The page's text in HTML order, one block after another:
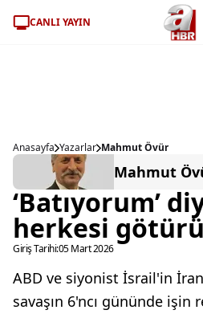
CANLI YAYIN
Anasayfa Yazarlar Mahmut Övür
Mahmut
‘Batıyorum’
herkesi
Giriş Tarihi:05 Mart 2026
ABD ve siyonist İsrail'in
savaşın 6'ncı gününde işin